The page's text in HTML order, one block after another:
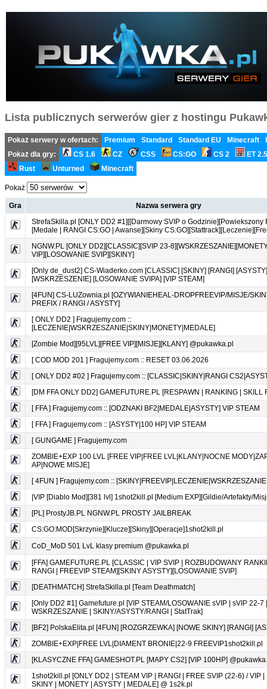
Lista publicznych serwerów gier z hostingu
Pokaż serwery w ofertach: Premium Standard Standard EU Minecraft
Pokaż dla gry:
CS 1.6 CZ CSS CS:GO CS 2
ET
Rust
Unturned Minecraft
Pokaż
Gra
Nazwa serwera gry
StrefaSkilla.pl [ONLY DD2 #1][[Darmowy SVIP o Godzinie][Powiekszony
[Medale | RANGI CS:GO | Awanse][Skiny
NGNW.PL [ONLY DD2][CLASSIC][SVIP 23-
VIP][LOSOWANIE SVIP][SKINY]
[Only de_dust2] CS-Wiaderko.com [CLASSIC] [SKINY] [RANGI]
[WSKRZESZENIE] [LOSOWANIE SVIPA] [VIP STEAM]
[4FUN] CS-LUZownia.pl [OZYWIANIEHEAL-DROPFREEVIP/MISJE/
PREFIX / RANGI / ASYSTY]
[ ONLY DD2 ] Fragujemy.com ::
[LECZENIE|WSKRZESZANIE|SKINY|MONETY|MEDALE]
[Zombie Mod][95LVL][FREE VIP][MISJE][KLANY] @pukawka.pl
[ COD MOD 201 ] Fragujemy.com :: RESET 03.06.2026
[ ONLY DD2 #02 ] Fragujemy.com :: [CLASSIC|SKINY|RANGI
[DM FFA ONLY DD2] GAMEFUTURE.PL [RESPAWN | RANKING | SKILL
[ FFA ] Fragujemy.com :: [ODZNAKI BF2|MEDALE|ASYSTY] VIP STEAM
[ FFA ] Fragujemy.com :: [ASYSTY|100 HP] VIP STEAM
[ GUNGAME ] Fragujemy.com
ZOMBIE+EXP 100 LVL [FREE VIP|FREE LVL|KLANY|NOCNE
AP|NOWE MISJE]
[ 4FUN ] Fragujemy.com ::
|VIP [Diablo Mod][381 lvl] 1shot2kill.pl [Medium EXP][Gildie/Artefakty/
[PL] ProstyJB.PL NGNW.PL PROSTY JAILBREAK
CS:GO:MOD[Skrzynie][Klucze][Skiny][Operacje]1shot2kill.pl
CoD_MoD 501 LvL klasy premium @pukawka.pl
[FFA] GAMEFUTURE.PL [CLASSIC | VIP SVIP | ROZBUDOWANY
RANGI | FREEVIP STEAM][SKINY ASYSTY][LOSOWANIE SVIP]
[DEATHMATCH] StrefaSkilla.pl [Team Deathmatch]
[Only DD2 #1] Gamefuture.pl [VIP STEAM/LOSOWANIE sVIP | sVIP 22-7 |
WSKRZESZANIE | SKINY/ASYSTY/RANGI | StatTrak]
[BF2] PolskaElita.pl [4FUN] [ROZGRZEWKA] [NOWE SKINY] [RANGI]
ZOMBIE+EXP|FREE LVL|DIAMENT BRONIE|22-9 FREEVIP1shot2kill.pl
[KLASYCZNE FFA] GAMESHOT.PL [MAPY CS2] [VIP 100HP]
1shot2kill.pl [ONLY DD2 | STEAM VIP | RANGI | FREE SVIP (22-6) / VIP |
SKINY | MONETY | ASYSTY | MEDALE] @ 1s2k.pl